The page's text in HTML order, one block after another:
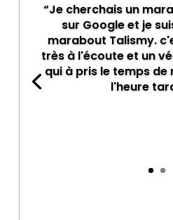
“Je cherchais un
sur Google et je
marabout Talismy.
très à l'écoute et un
qui à pris le temps
l'heure